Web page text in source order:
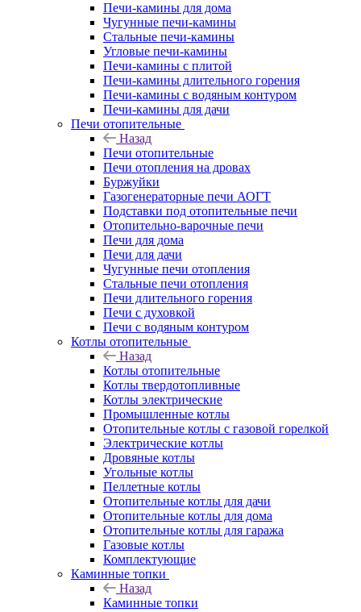
Печи-камины для дома
Чугунные печи-камины
Стальные печи-камины
Угловые печи-камины
Печи-камины с плитой
Печи-камины длительного горения
Печи-камины с водяным контуром
Печи-камины для дачи
Печи отопительные
Назад
Печи отопительные
Печи отопления на дровах
Буржуйки
Газогенераторные печи АОГТ
Подставки под отопительные печи
Отопительно-варочные печи
Печи для дома
Печи для дачи
Чугунные печи отопления
Стальные печи отопления
Печи длительного горения
Печи с духовкой
Печи с водяным контуром
Котлы отопительные
Назад
Котлы отопительные
Котлы твердотопливные
Котлы электрические
Промышленные котлы
Отопительные котлы с газовой горелкой
Электрические котлы
Дровяные котлы
Угольные котлы
Пеллетные котлы
Отопительные котлы для дачи
Отопительные котлы для дома
Отопительные котлы для гаража
Газовые котлы
Комплектующие
Каминные топки
Назад
Каминные топки